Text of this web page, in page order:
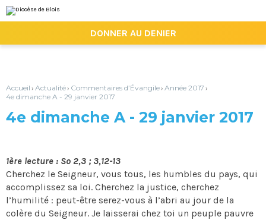
au
contenu.
la
personnels
DONNER AU DENIER
Accueil › Actualité› Commentaires d’Évangile› Année 2017 ›
4e dimanche A - 29 janvier 2017
4e dimanche A - 29 janvier 2017
1ère lecture : So 2,3 ; 3,12-13
Cherchez le Seigneur, vous tous, les humbles du pays, qui
accomplissez sa loi. Cherchez la justice, cherchez
l’humilité : peut-être serez-vous à l’abri au jour de la
colère du Seigneur. Je laisserai chez toi un peuple pauvre